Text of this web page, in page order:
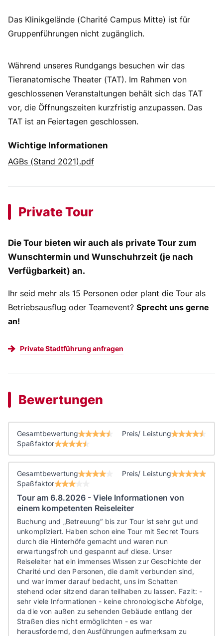
Das Klinikgelände (Charité Campus Mitte) ist für
Gruppenführungen nicht zugänglich.
Während unseres Rundgangs besuchen wir das
Tieranatomische Theater (TAT). Im Rahmen von
geschlossenen Veranstaltungen behält sich das TAT
vor, die Öffnungszeiten kurzfristig anzupassen. Das
TAT ist an Feiertagen geschlossen.
Wichtige Informationen
AGBs (Stand 2021).pdf
Private Tour
Die Tour bieten wir auch als private Tour zum
Wunschtermin und Wunschuhrzeit (je nach
Verfügbarkeit) an.
Ihr seid mehr als 15 Personen oder plant die Tour als
Betriebsausflug oder Teamevent? Sprecht uns gerne
an!
Private Stadtführung anfragen
Bewertungen
Gesamtbewertung
Preis/ Leistung
Spaßfaktor
Gesamtbewertung
Preis/ Leistung
Spaßfaktor
Tour am 6.8.2026 - Viele Informationen von
einem kompetenten Reiseleiter
Buchung und „Betreuung“ bis zur Tour ist sehr gut und
unkompliziert. Haben schon eine Tour mit Secret Tours
durch die Hinterhöfe gemacht und waren nun
erwartungsfroh und gespannt auf diese. Unser
Reiseleiter hat ein immenses Wissen zur Geschichte der
Charité und den Personen, die damit verbunden sind,
und war immer darauf bedacht, uns im Schatten
stehend oder sitzend daran teilhaben zu lassen. Fazit: -
sehr viele Informationen - keine chronologische Abfolge,
da die von außen zu sehenden Gebäude entlang der
Straßen dies nicht ermöglichten - es war
herausfordernd, den Ausführungen aufmerksam zu